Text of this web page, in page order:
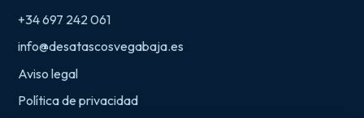
+34 697 242 061
info@desatascosvegabaja.es
Aviso legal
Política de privacidad